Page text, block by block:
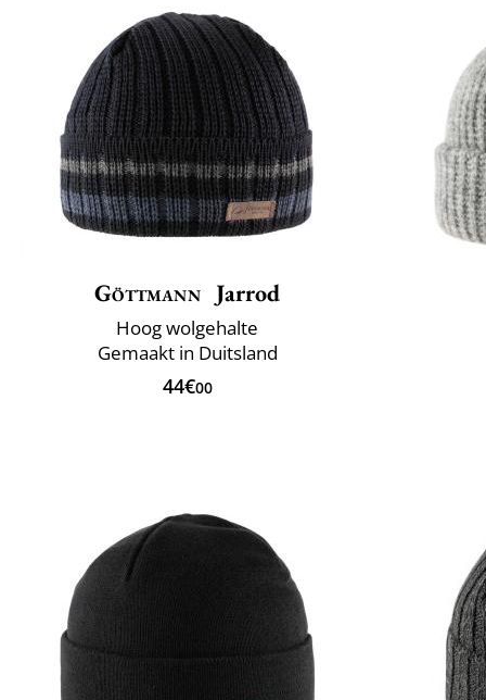
Göttmann Jarrod
Hoog wolgehalte
Gemaakt in Duitsland
44€00